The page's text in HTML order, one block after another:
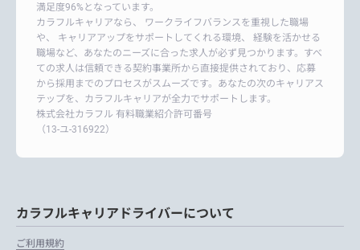
満足度96%となっています。
カラフルキャリアなら、 ワークライフバランスを重視した職場
や、 キャリアアップをサポートしてくれる環境、 経験を活かせる
職場など、あなたのニーズに合った求人が必ず見つかります。すべ
ての求人は信頼できる契約事業所から直接提供されており、応募
から採用までのプロセスがスムーズです。あなたの次のキャリアス
テップを、カラフルキャリアが全力でサポートします。
株式会社カラフル 有料職業紹介許可番号
（13-ユ-316922）
カラフルキャリアドライバーについて
ご利用規約